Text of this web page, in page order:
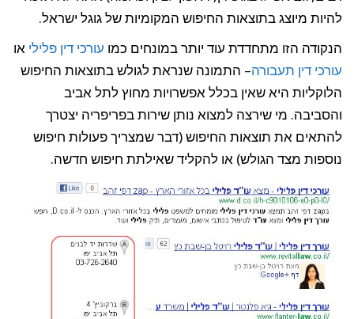
להיות מיוצג בתוצאות החיפוש המקומיות של גוגל ישראל.
הנקודה הזו מתחדדת עוד יותר במונחים כמו עורכי דין פלילי או
עורכי דין תעבורה– התמונה שנראת לגולש בתוצאות החיפוש
הלוקליות היא שאין בכלל אפשרויות מחוץ לתל אביב
והסביבה. מי שירצה למצוא נותן שירות בפריפריה יצטרך
להתאים את תוצאות החיפוש (דבר שמצריך פעולות חיפוש
נוספות מצד הגולש) או להקליד שאילתת חיפוש חדשה.